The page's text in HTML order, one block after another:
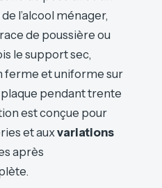
l’alcool ménager,
de poussière ou
le support sec,
ferme et uniforme sur
pendant trente
est conçue pour
et auxvariations
après